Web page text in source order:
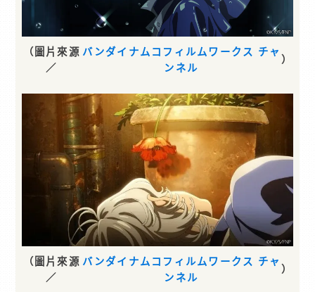
（圖片來源
／
バンダイナムコフィルムワークス チャ
ンネル
）
（圖片來源
／
バンダイナムコフィルムワークス チャ
ンネル
）